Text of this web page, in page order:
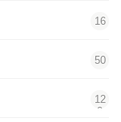
16
50
12
2